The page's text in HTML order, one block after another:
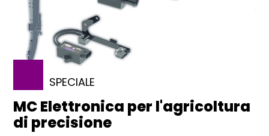
SPECIALE
MC Elettronica per l'agricoltura
di precisione